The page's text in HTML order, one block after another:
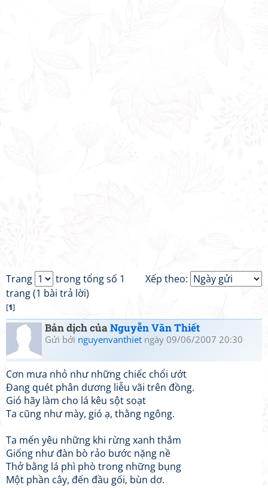
Xếp theo:
Trang
trong tổng số 1
trang (1 bài trả lời)
[1]
Bản dịch củaNguyễn Văn Thiết
Gửi bởi nguyenvanthiet ngày 09/06/2007 20:30
Cơn mưa nhỏ như những chiếc chổi ướt
Đang quét phân dương liễu vãi trên đồng.
Gió hãy làm cho lá kêu sột soạt
Ta cũng như mày, gió ạ, thằng ngông.
Ta mến yêu những khi rừng xanh thắm
Giống như đàn bò rảo bước nặng nề
Thở bằng lá phì phò trong những bụng
Một phần cây, đến đầu gối, bùn dơ.